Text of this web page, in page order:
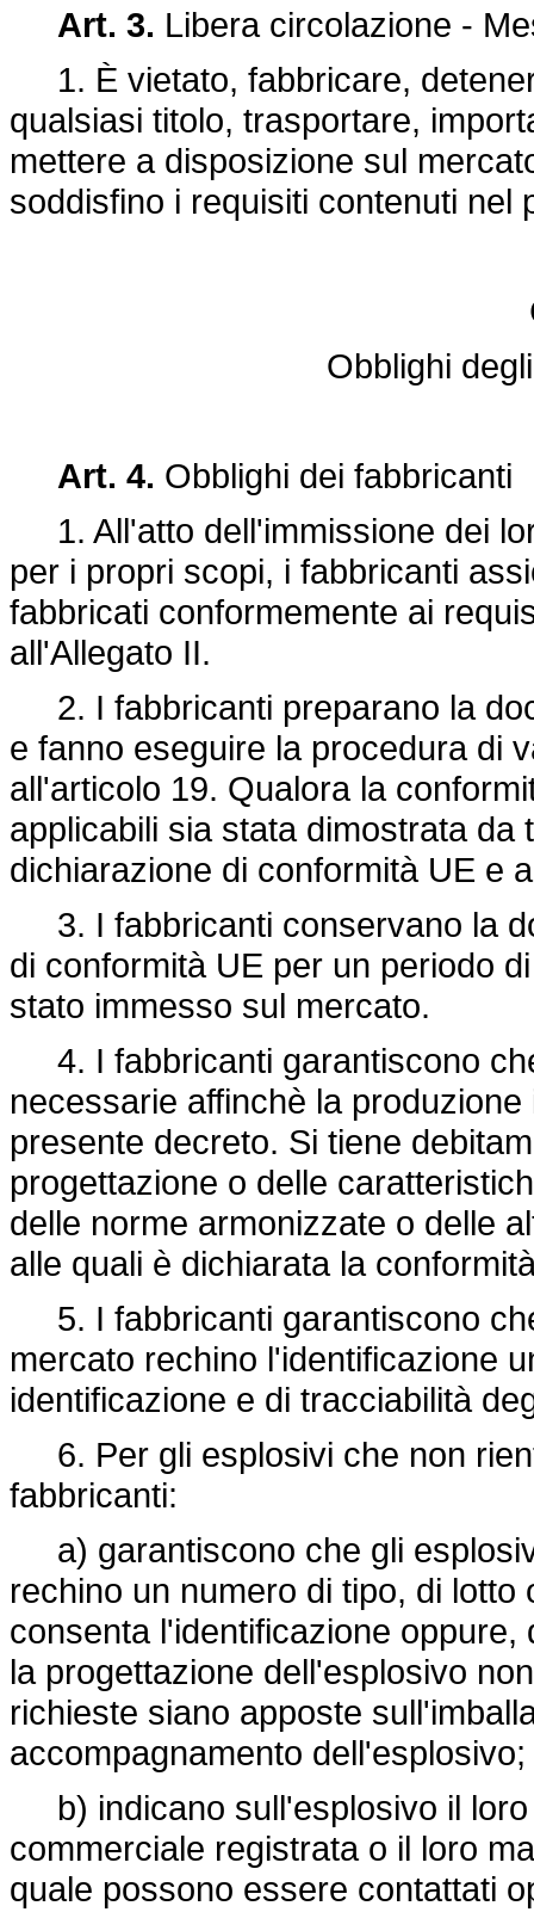
Art. 3. Libera circolazione -
1. È vietato, fabbricare,
qualsiasi titolo, trasportare,
mettere a disposizione sul
soddisfino i requisiti contenuti nel
Obblighi
Art. 4. Obblighi dei fabbricanti
1. All'atto dell'immissione dei
per i propri scopi, i fabbricanti
fabbricati conformemente ai
all'Allegato II.
2. I fabbricanti preparano la
e fanno eseguire la procedura di
all'articolo 19. Qualora la
applicabili sia stata dimostrata
dichiarazione di conformità UE e
3. I fabbricanti conservano la
di conformità UE per un periodo
stato immesso sul mercato.
4. I fabbricanti garantiscono
necessarie affinchè la
presente decreto. Si tiene
progettazione o delle
delle norme armonizzate o delle
alle quali è dichiarata la
5. I fabbricanti garantiscono
mercato rechino l'identificazione
identificazione e di tracciabilità
6. Per gli esplosivi che non
fabbricanti:
a) garantiscono che gli
rechino un numero di tipo, di
consenta l'identificazione
la progettazione dell'esplosivo
richieste siano apposte
accompagnamento dell'esplosivo;
b) indicano sull'esplosivo il loro
commerciale registrata o il loro
quale possono essere contattati